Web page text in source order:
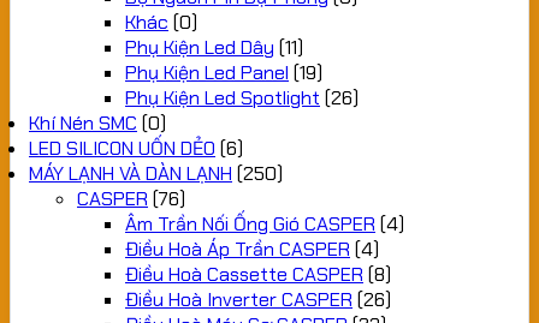
Khác (0)
Phụ Kiện Led Dây (11)
Phụ Kiện Led Panel (19)
Phụ Kiện Led Spotlight (26)
Khí Nén SMC (0)
LED SILICON UỐN DẺO (6)
MÁY LẠNH VÀ DÀN LẠNH (250)
CASPER (76)
Âm Trần Nối Ống Gió CASPER (4)
Điều Hoà Áp Trần CASPER (4)
Điều Hoà Cassette CASPER (8)
Điều Hoà Inverter CASPER (26)